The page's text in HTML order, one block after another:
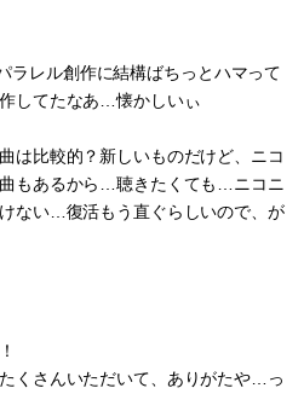
ラレル創作に結構ばちっとハマって
してたなあ…懐かしいぃ
は比較的？新しいものだけど、ニコ
もあるから…聴きたくても…ニコニ
ない…復活もう直ぐらしいので、が
くさんいただいて、ありがたや…っ